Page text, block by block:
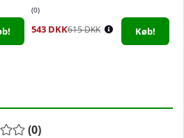
0
543 DKK615 DKK Køb!
(0)